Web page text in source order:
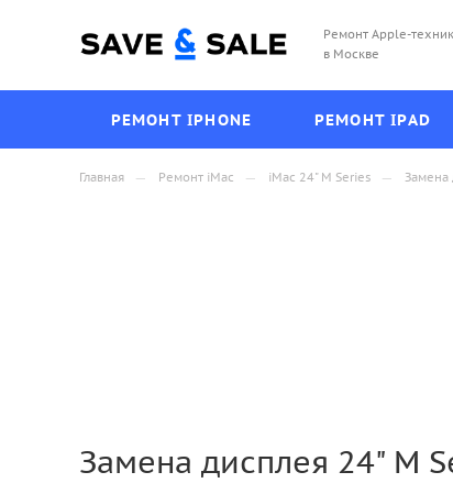
Ремонт Apple-
в Москве
РЕМОНТ IPHONE РЕМОНТ IPAD
Главная — Ремонт iMac — iMac 24" M Series — Замена
Замена дисплея 24" M